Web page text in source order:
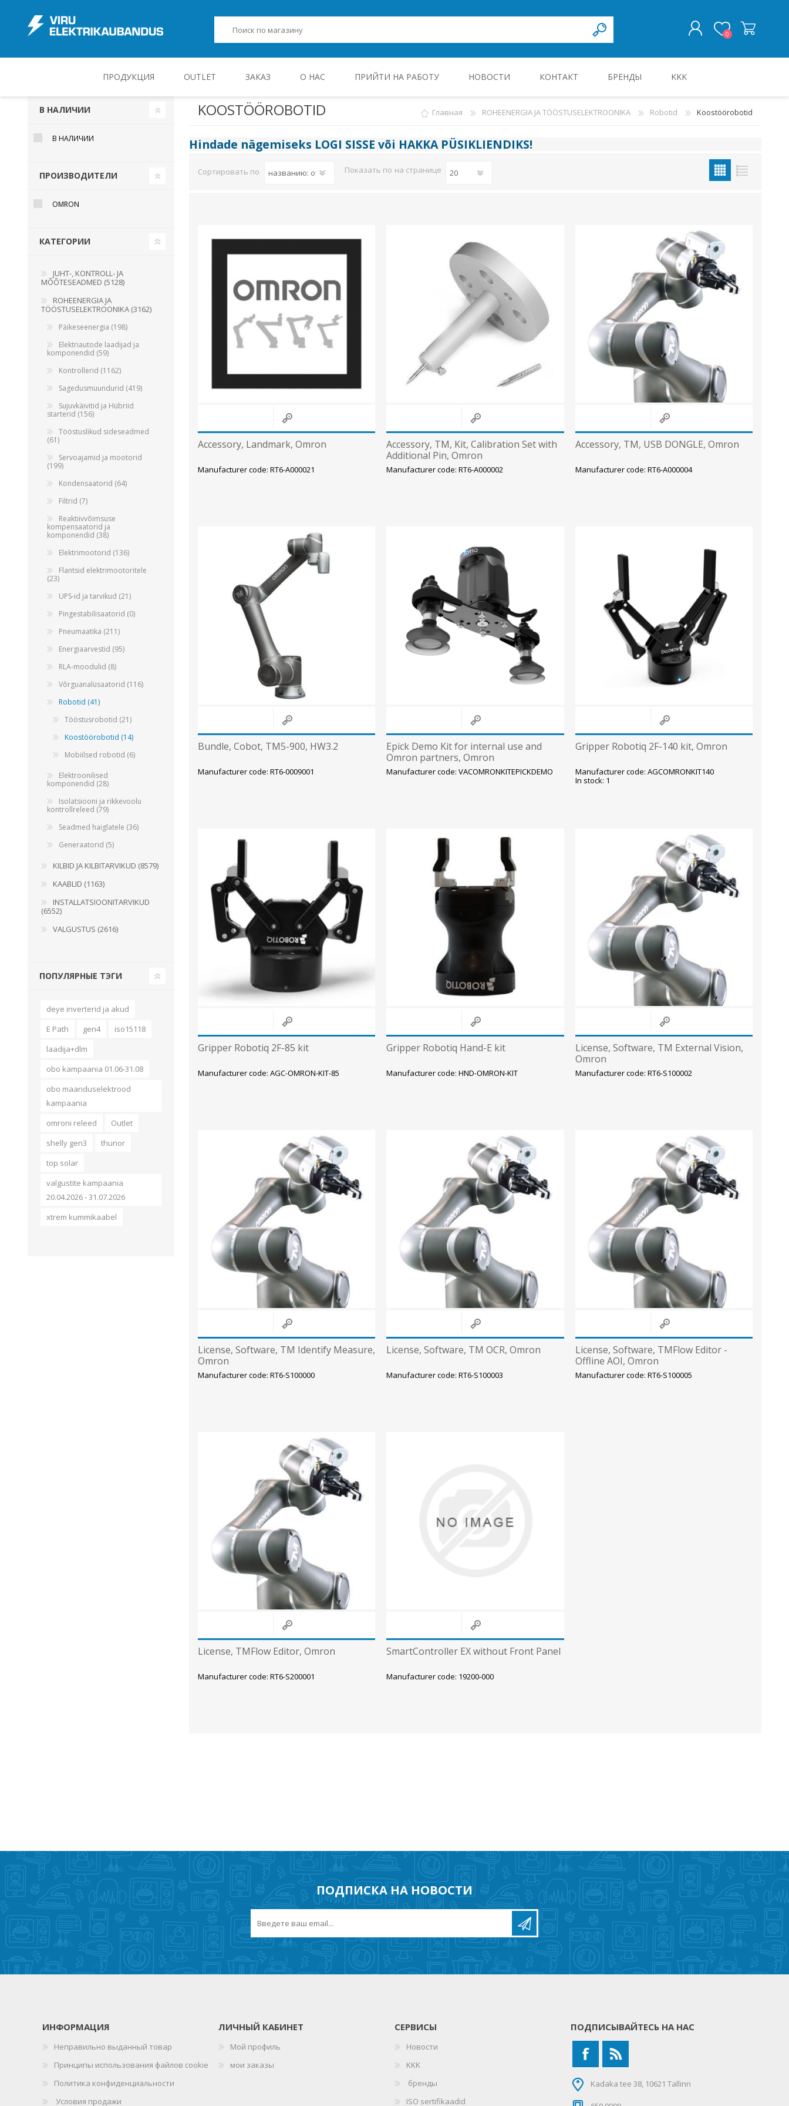
0
ПРОДУКЦИЯ
JUHT-, KONTROLL- JA MÕÕTESEADMED
Juhtimisahelate nupud ( ava 8, 16 ja 22 mm )
Pooljuhtreleed
Toiteplokid AC/DC, DC/DC
View All
ROHEENERGIA JA TÖÖSTUSELEKTROONIKA
Päikeseenergia
Elektriautode laadijad ja komponendid
Kontrollerid
Sagedusmuundurid
View All
Metallkilbid, süvispaigaldus
Metallkilbid, pindpaigaldus
Kilbid, aluspaigaldus
Plastkilbid, süvispaigaldus
KAABLID
Alumiiniumkaablid ja -juhtmed
Nõrkvoolukaablid
INSTALLATSIOONITARVIKUD
Pinnapealsed lülitid ja pistikupesad IP20
Pinnapealsed lülitid ja pistikupesad IP44
Pinnapealsed lülitid ja pistikupesad IP55, IP65, IP67
VALGUSTUS
OUTLET ЗАКАЗ О НАС ПРИЙТИ НА РАБОТУ НОВОСТИ КОНТАКТ БРЕНДЫ KKK
KOOSTÖÖROBOTID Главная ROHEENERGIA JA TÖÖSTUSELEKTROONIKA Robotid Koostöörobotid
Hindade nägemiseks LOGI SISSE või HAKKA PÜSIKLIENDIKS!
Сортировать по Показать по на странице
Accessory, Landmark, Omron
Manufacturer code: RT6-A000021
Accessory, TM, Kit, Calibration Set with
Additional Pin, Omron
Manufacturer code: RT6-A000002
Accessory, TM, USB DONGLE, Omron
Manufacturer code: RT6-A000004
Bundle, Cobot, TM5-900, HW3.2
Manufacturer code: RT6-0009001
Epick Demo Kit for internal use and
Omron partners, Omron
Manufacturer code: VACOMRONKITEPICKDEMO
Gripper Robotiq 2F-140 kit, Omron
Manufacturer code: AGCOMRONKIT140
In stock: 1
Gripper Robotiq 2F-85 kit
Manufacturer code: AGC-OMRON-KIT-85
Gripper Robotiq Hand-E kit
Manufacturer code: HND-OMRON-KIT
License, Software, TM External Vision,
Omron
Manufacturer code: RT6-S100002
License, Software, TM Identify Measure,
Omron
Manufacturer code: RT6-S100000
License, Software, TM OCR, Omron
Manufacturer code: RT6-S100003
License, Software, TMFlow Editor -
Offline AOI, Omron
Manufacturer code: RT6-S100005
License, TMFlow Editor, Omron
Manufacturer code: RT6-S200001
SmartController EX without Front Panel
Manufacturer code: 19200-000
В НАЛИЧИИ
В НАЛИЧИИ
ПРОИЗВОДИТЕЛИ
OMRON
КАТЕГОРИИ
JUHT-, KONTROLL- JA
MÕÕTESEADMED (5128)
ROHEENERGIA JA
TÖÖSTUSELEKTROONIKA (3162)
Päikeseenergia (198)
Elektriautode laadijad ja
komponendid (59)
Kontrollerid (1162)
Sagedusmuundurid (419)
Sujuvkäivitid ja Hübriid
starterid (156)
Tööstuslikud sideseadmed
(61)
Servoajamid ja mootorid
(199)
Kondensaatorid (64)
Filtrid (7)
Reaktiivvõimsuse
kompensaatorid ja
komponendid (38)
Elektrimootorid (136)
Flantsid elektrimootoritele
(23)
UPS-id ja tarvikud (21)
Pingestabilisaatorid (0)
Pneumaatika (211)
Energiaarvestid (95)
RLA-moodulid (8)
Võrguanalüsaatorid (116)
Robotid (41)
Tööstusrobotid (21)
Koostöörobotid (14)
Mobiilsed robotid (6)
Elektroonilised
komponendid (28)
Isolatsiooni ja rikkevoolu
kontrollreleed (79)
Seadmed haiglatele (36)
Generaatorid (5)
KILBID JA KILBITARVIKUD (8579)
KAABLID (1163)
INSTALLATSIOONITARVIKUD
(6552)
VALGUSTUS (2616)
ПОПУЛЯРНЫЕ ТЭГИ
deye inverterid ja akud
E Path
gen4
iso15118
laadija+dlm
obo kampaania 01.06-31.08
obo maanduselektrood
kampaania
omroni releed
Outlet
shelly gen3
thunor
top solar
valgustite kampaania
20.04.2026 - 31.07.2026
xtrem kummikaabel
ПОДПИСКА НА НОВОСТИ
ИНФОРМАЦИЯ
Неправильно выданный товар
Принципы использования файлов cookie
Политика конфиденциальности
Условия продажи
ЛИЧНЫЙ КАБИНЕТ
Мой профиль
мои заказы
СЕРВИСЫ
Новости
KKK
бренды
ISO sertifikaadid
ПОДПИСЫВАЙТЕСЬ НА НАС
Kadaka tee 38, 10621 Tallinn